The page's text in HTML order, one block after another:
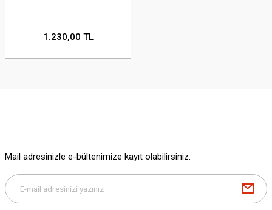
1.230,00 TL
Mail adresinizle e-bültenimize kayıt olabilirsiniz.